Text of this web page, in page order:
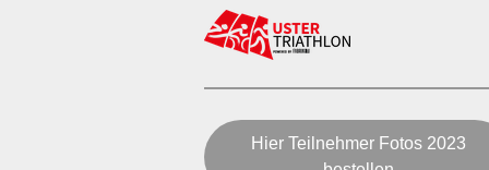
Hier Teilnehmer Fotos 2023